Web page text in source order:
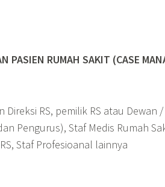
PASIEN RUMAH SAKIT (CASE
Direksi RS, pemilik RS atau Dewan
Pengurus), Staf Medis Rumah
Staf Profesioanal lainnya